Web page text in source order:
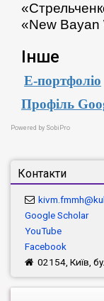
Контакти
Google Scholar
YouTube
Facebook
02154, Київ,
«New Bayan
Інше
Е-портфоліо
Профіль
Powered by SobiPro